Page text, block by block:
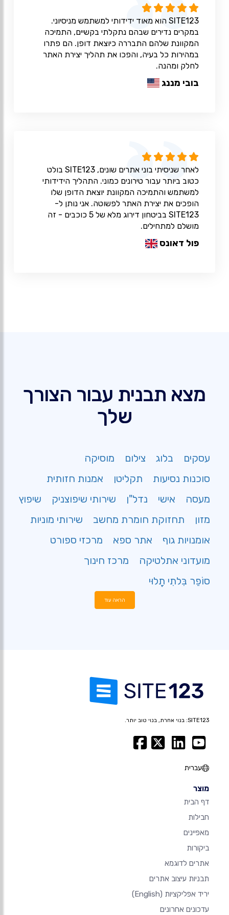
SITE123 הוא מאוד ידידותי למשתמש מניסיוני.
במקרים נדירים שבהם נתקלתי בקשיים, התמיכה
המקוונת שלהם התבררה כיוצאת דופן. הם פתרו
במהירות כל בעיה, והפכו את תהליך יצירת האתר
לחלק ומהנה.
בובי מננג
לאחר שניסיתי בוני אתרים שונים, SITE123 בולט
כטוב ביותר עבור טירונים כמוני. התהליך הידידותי
למשתמש והתמיכה המקוונת יוצאת הדופן שלו
הופכים את יצירת האתר לפשוטה. אני נותן ל-
SITE123 בביטחון דירוג מלא של 5 כוכבים - זה
מושלם למתחילים.
פול דאונס
מצא תבנית עבור הצורך
שלך
עסקים בלוג צילום
מוסיקה
סוכנות נסיעות
תקליטן
אמנות חזותית
מעסה
אישי נדל"ן שירותי שיפוצניק
שיפוץ
מזון
תחזוקת חומרת מחשב
שירותי מוניות
אומנויות גוף
אתר ספא
מרכזי ספורט
מועדוני אתלטיקה
מרכז חינוך
סוֹפֵר בִּלתִי תָלוּי
הראה עוד
SITE123: בנוי אחרת, בנוי טוב יותר.
עברית
מוצר
דף הבית
חבילות
מאפיינים
ביקורות
אתרים לדוגמא
תבניות עיצוב אתרים
יריד אפליקציות (English)
עדכונים אחרונים